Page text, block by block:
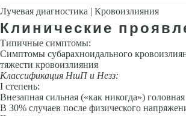
Лучевая диагностика | Кровоизлияния
Клинические
Типичные симптомы:
Симптомы субарахноидального
тяжести кровоизлияния
Классификация НшП и Незз:
I степень:
Внезапная сильная («как никогда»)
В 30% случаев после физического